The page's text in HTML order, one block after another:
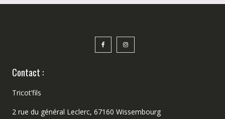
Contact :
Tricot’fils
2 rue du général Leclerc, 67160 Wissembourg